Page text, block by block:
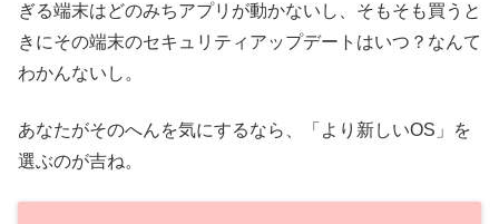
ぎる端末はどのみちアプリが動かないし、そもそも買うと
きにその端末のセキュリティアップデートはいつ？なんて
わかんないし。
あなたがそのへんを気にするなら、「より新しいOS」を
選ぶのが吉ね。